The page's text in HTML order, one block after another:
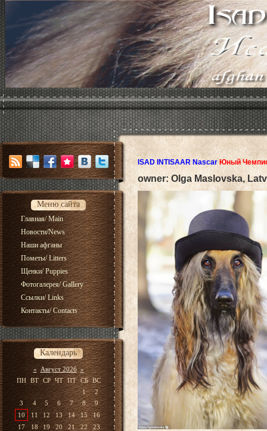
Меню сайта
Главная/ Main
Новости/News
Наши афганы
Пометы/ Litters
Щенки/ Puppies
Фотогалерея/ Gallery
Ссылки/ Links
Контакты/ Contacts
Календарь
« Август 2026 »
ПН ВТ СР ЧТ ПТ СБ ВС
1
2
3
4 5 6 7 8
9
10
11 12 13 14 15
16
17
18 19 20 21 22
23
ISAD INTISAAR Nascar Юный
owner: Olga Maslovska,